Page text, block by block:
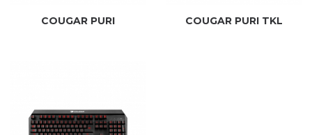
COUGAR PURI COUGAR PURI TKL